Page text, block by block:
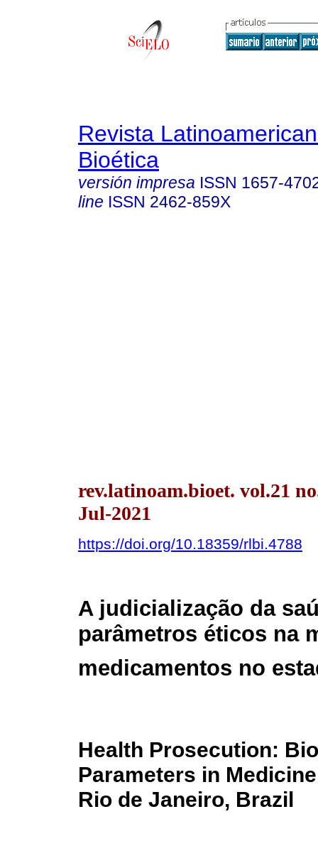
Revista
Bioética
versión impresa ISSN 1657-
line ISSN 2462-859X
rev.latinoam.bioet. vol.21
Jul-2021
https://doi.org/10.18359/rlbi.4788
A judicialização da
parâmetros éticos na
medicamentos no
Health Prosecution:
Parameters in
Rio de Janeiro, Brazil